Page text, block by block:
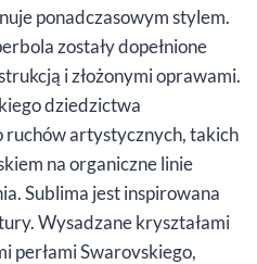
ponadczasowym stylem.
zostały dopełnione
i złożonymi oprawami.
dziedzictwa
ruchów artystycznych, takich
na organiczne linie
Sublima jest inspirowana
Wysadzane kryształami
perłami Swarovskiego,